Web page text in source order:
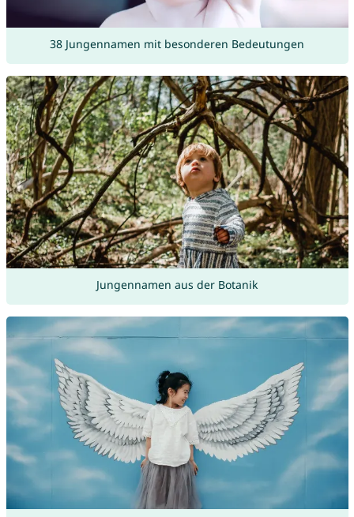
38 Jungennamen mit besonderen Bedeutungen
Jungennamen aus der Botanik